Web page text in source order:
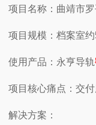
项目名称：曲靖市
项目规模：档案室约
使用产品：永亨导轨
项目核心痛点：交
解决方案：